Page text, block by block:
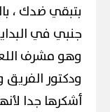
بتبقي ضدك ،
جنبي في
وهو مشرف
ودكتور
أشكرها جدا